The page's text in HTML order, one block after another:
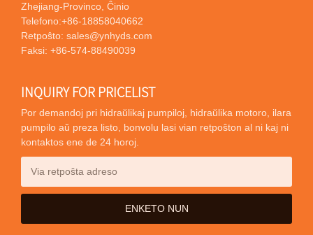
Zhejiang-Provinco, Ĉinio
Telefono:+86-18858040662
Retpoŝto: sales@ynhyds.com
Faksi: +86-574-88490039
INQUIRY FOR PRICELIST
Por demandoj pri hidraŭlikaj pumpiloj, hidraŭlika motoro, ilara
pumpilo aŭ preza listo, bonvolu lasi vian retpoŝton al ni kaj ni
kontaktos ene de 24 horoj.